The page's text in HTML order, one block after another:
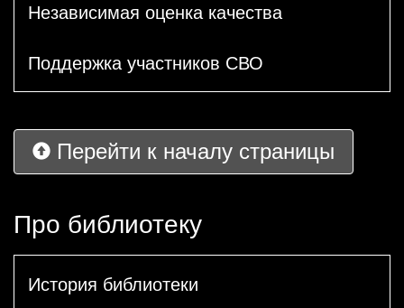
Независимая оценка качества
Поддержка участников СВО
Перейти к началу страницы
Про библиотеку
История библиотеки